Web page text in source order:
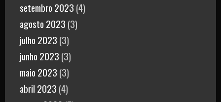
setembro 2023 (4)
agosto 2023 (3)
julho 2023 (3)
junho 2023 (3)
maio 2023 (3)
abril 2023 (4)